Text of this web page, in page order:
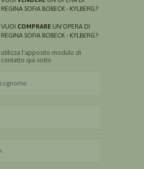
REGINA SOFIA BOBECK - KYLBERG?
VUOI COMPRARE UN'OPERA DI
REGINA SOFIA BOBECK - KYLBERG?
utilizza l'apposito modulo di
contatto qui sotto